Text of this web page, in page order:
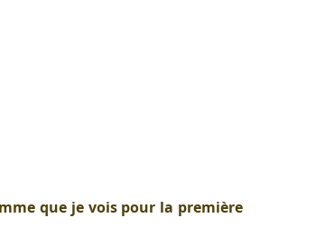
que je vois pour la première